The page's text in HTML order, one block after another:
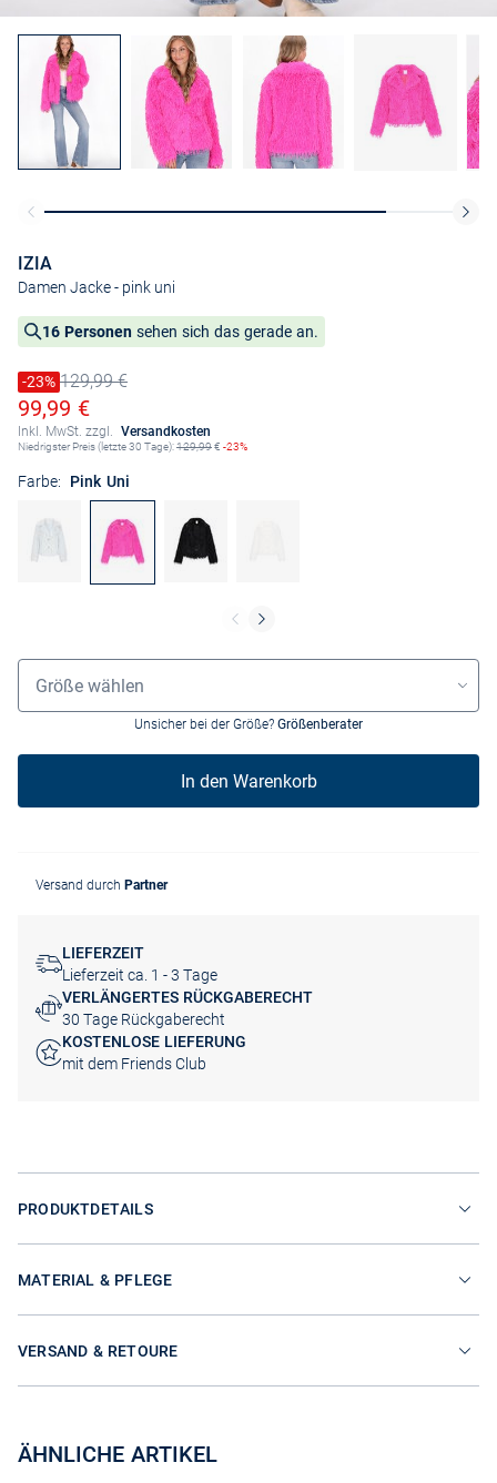
IZIA
Damen Jacke- pink uni
16 Personen sehen sich das gerade an.
Preis reduziert um
-23%
Alter Preis129,99 €
Ermäßigter Preis
99,99 €
Inkl. MwSt. zzgl. Versandkosten
Niedrigster Preis (letzte 30 Tage):129,99€ -23%
Farbe: Pink Uni
Größenauswahl
Größe wählen
Unsicher bei der Größe? Größenberater
In den Warenkorb
Versand durch Partner
LIEFERZEIT
Lieferzeit ca. 1 - 3 Tage
VERLÄNGERTES RÜCKGABERECHT
30 Tage Rückgaberecht
KOSTENLOSE LIEFERUNG
mit dem Friends Club
PRODUKTDETAILS
MATERIAL & PFLEGE
VERSAND & RETOURE
ÄHNLICHE ARTIKEL